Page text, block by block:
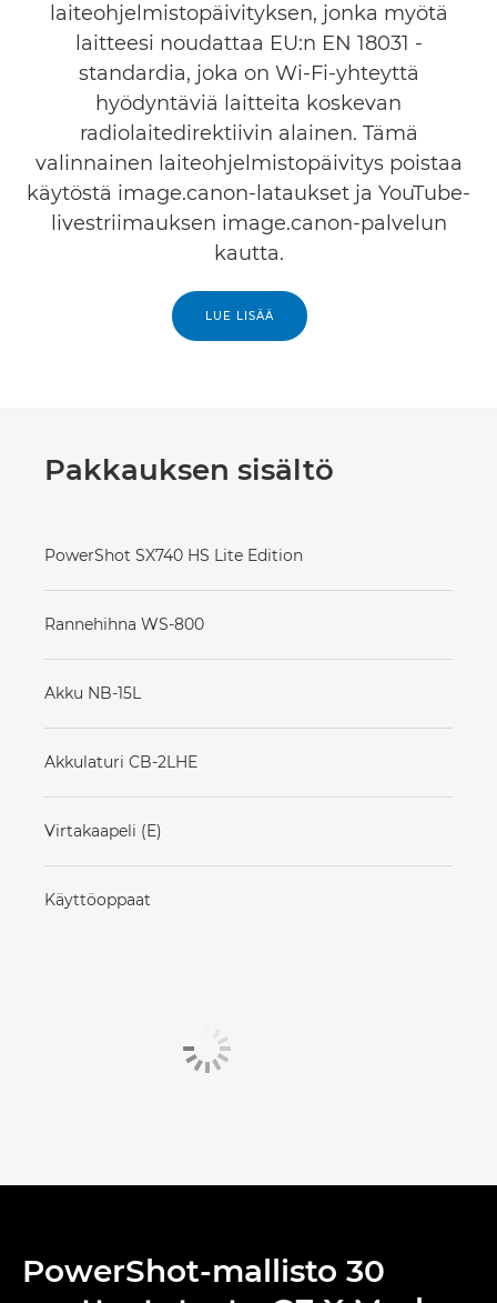
laiteohjelmistopäivityksen, jonka myötä
laitteesi noudattaa EU:n EN 18031 -
standardia, joka on Wi-Fi-yhteyttä
hyödyntäviä laitteita koskevan
radiolaitedirektiivin alainen. Tämä
valinnainen laiteohjelmistopäivitys poistaa
käytöstä image.canon-lataukset ja YouTube-
livestriimauksen image.canon-palvelun
kautta.
LUE LISÄÄ
Pakkauksen sisältö
PowerShot SX740 HS Lite Edition
Rannehihna WS-800
Akku NB-15L
Akkulaturi CB-2LHE
Virtakaapeli (E)
Käyttöoppaat
PowerShot-mallisto 30